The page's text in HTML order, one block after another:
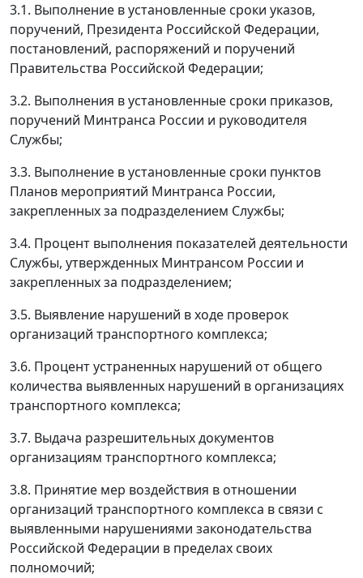
3.1. Выполнение в установленные сроки указов,
поручений, Президента Российской Федерации,
постановлений, распоряжений и поручений
Правительства Российской Федерации;
3.2. Выполнения в установленные сроки приказов,
поручений Минтранса России и руководителя
Службы;
3.3. Выполнение в установленные сроки пунктов
Планов мероприятий Минтранса России,
закрепленных за подразделением Службы;
3.4. Процент выполнения показателей деятельности
Службы, утвержденных Минтрансом России и
закрепленных за подразделением;
3.5. Выявление нарушений в ходе проверок
организаций транспортного комплекса;
3.6. Процент устраненных нарушений от общего
количества выявленных нарушений в организациях
транспортного комплекса;
3.7. Выдача разрешительных документов
организациям транспортного комплекса;
3.8. Принятие мер воздействия в отношении
организаций транспортного комплекса в связи с
выявленными нарушениями законодательства
Российской Федерации в пределах своих
полномочий;